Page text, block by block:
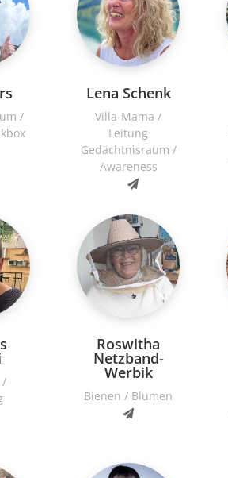
/
Lena Schenk
Villa-Mama /
Leitung
Gedächtnisraum /
Awareness
/
Roswitha
Netzband-
Werbik
Bienen / Blumen